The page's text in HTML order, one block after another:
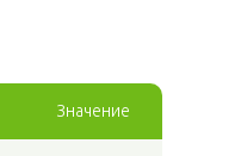
Значение